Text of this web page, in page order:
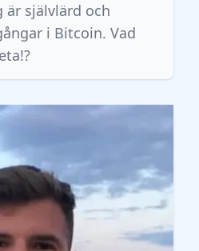
är självlärd och
i Bitcoin. Vad